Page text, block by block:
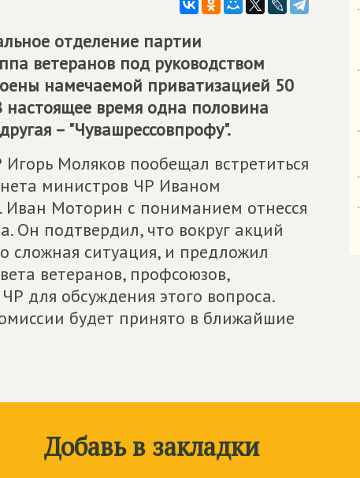
отделение партии
ветеранов под руководством
намечаемой приватизацией 50
настоящее время одна половина
– "Чувашрессовпрофу".
Моляков пообещал встретиться
министров ЧР Иваном
Иван Моторин с пониманием отнесся
Он подтвердил, что вокруг акций
сложная ситуация, и предложил
ветеранов, профсоюзов,
для обсуждения этого вопроса.
будет принято в ближайшие
˙
˙
˙
˙
˙
Добавь в закладки